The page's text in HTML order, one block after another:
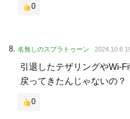
0
名無しのスプラトゥーン 2024.10.6
引退したテザリングやWi-
戻ってきたんじゃないの？
0